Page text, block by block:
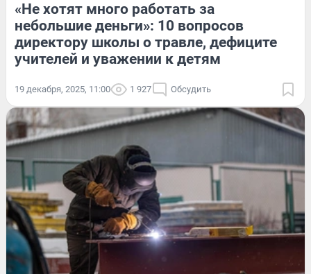
«Не хотят много работать за
небольшие деньги»: 10 вопросов
директору школы о травле, дефиците
учителей и уважении к детям
19 декабря, 2025, 11:00 1 927 Обсудить